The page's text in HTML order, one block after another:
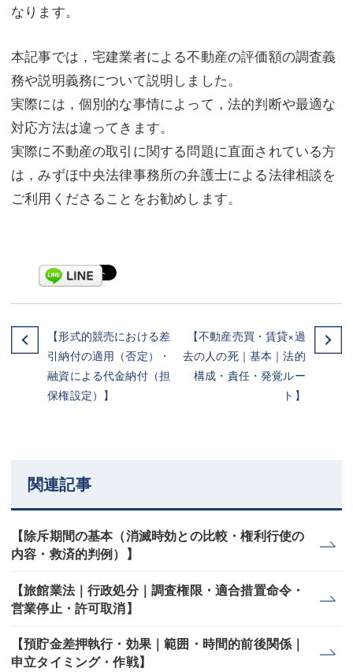
なります。
本記事では，宅建業者による不動産の評価額の調査義
務や説明義務について説明しました。
実際には，個別的な事情によって，法的判断や最適な
対応方法は違ってきます。
実際に不動産の取引に関する問題に直面されている方
は，みずほ中央法律事務所の弁護士による法律相談を
ご利用くださることをお勧めします。
【形式的競売における差
引納付の適用（否定）・
融資による代金納付（担
保権設定）】
【不動産売買・賃貸×過
去の人の死｜基本｜法的
構成・責任・発覚ルー
ト】
関連記事
【除斥期間の基本（消滅時効との比較・権利行使の
内容・救済的判例）】
【旅館業法｜行政処分｜調査権限・適合措置命令・
営業停止・許可取消】
【預貯金差押執行・効果｜範囲・時間的前後関係｜
申立タイミング・作戦】